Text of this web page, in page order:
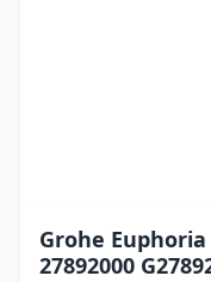
Grohe
27892000